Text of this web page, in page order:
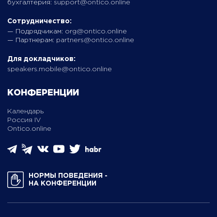
бухгалтерия: support@ontico.online
Сотрудничество:
— Подрядчикам: org@ontico.online
— Партнерам: partners@ontico.online
Для докладчиков:
speakers.mobile@ontico.online
КОНФЕРЕНЦИИ
Календарь
Россия IV
Ontico.online
НОРМЫ ПОВЕДЕНИЯ ­
НА КОНФЕРЕНЦИИ